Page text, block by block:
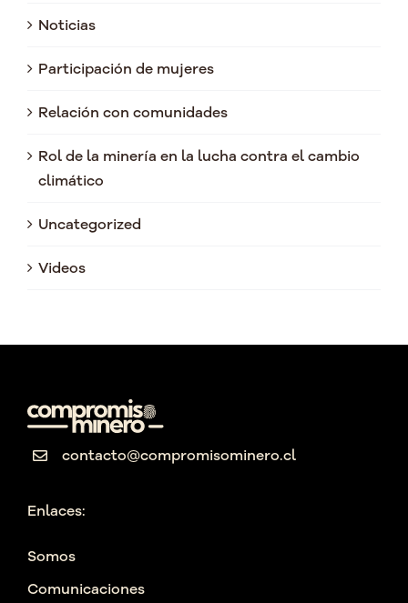
Noticias
Participación de mujeres
Relación con comunidades
Rol de la minería en la lucha contra el cambio
climático
Uncategorized
Videos
contacto@compromisominero.cl
Enlaces:
Somos
Comunicaciones